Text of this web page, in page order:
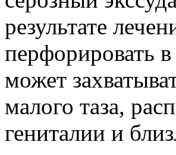
результате
перфорировать
может
малого таза,
гениталии и